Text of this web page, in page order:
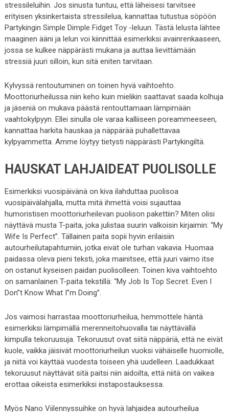
stressileluihin. Jos sinusta tuntuu, että läheisesi tarvitsee
erityisen yksinkertaista stressilelua, kannattaa tutustua söpöön
Partykingin Simple Dimple Fidget Toy -leluun. Tästä lelusta lähtee
maaginen ääni ja lelun voi kiinnittää esimerkiksi avainrenkaaseen,
jossa se kulkee näppärästi mukana ja auttaa lievittämään
stressiä juuri silloin, kun sitä eniten tarvitaan.
Kylvyssä rentoutuminen on toinen hyvä vaihtoehto.
Moottoriurheilussa niin keho kuin mielikin saattavat saada kolhuja
ja jäseniä on mukava päästä rentouttamaan lämpimään
vaahtokylpyyn. Ellei sinulla ole varaa kalliiseen poreammeeseen,
kannattaa harkita hauskaa ja näppärää puhallettavaa
kylpyammetta. Amme löytyy tietysti näppärästi Partykingiltä.
HAUSKAT LAHJAIDEAT PUOLISOLLE
Esimerkiksi vuosipäivänä on kiva ilahduttaa puolisoa
vuosipäivälahjalla, mutta mitä ihmettä voisi sujauttaa
humoristisen moottoriurheilevan puolison pakettiin? Miten olisi
näyttävä musta T-paita, joka julistaa suurin valkoisin kirjaimin: “My
Wife Is Perfect”. Tällainen paita sopii hyvin erilaisiin
autourheilutapahtumiin, jotka eivät ole turhan vakavia. Huomaa
paidassa oleva pieni teksti, joka mainitsee, että juuri vaimo itse
on ostanut kyseisen paidan puolisolleen. Toinen kiva vaihtoehto
on samanlainen T-paita tekstillä: “My Job Is Top Secret. Even I
Don”t Know What I”m Doing”.
Jos vaimosi harrastaa moottoriurheilua, hemmottele häntä
esimerkiksi lämpimällä merenneitohuovalla tai näyttävällä
kimpulla tekoruusuja. Tekoruusut ovat siitä näppäriä, että ne eivät
kuole, vaikka jäisivät moottoriurheilun vuoksi vähäiselle huomiolle,
ja niitä voi käyttää vuodesta toiseen yhä uudelleen. Laadukkaat
tekoruusut näyttävät sitä paitsi niin aidoilta, että niitä on vaikea
erottaa oikeista esimerkiksi instapostauksessa.
Myös Nano Viilennyssuihke on hyvä lahjaidea autourheilua